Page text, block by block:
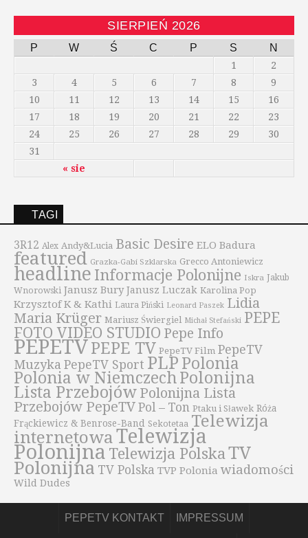
SIERPIEŃ 2026
P W Ś C P S N
« sie
1
2
3
4 5 6 7 8
9
10
11 12 13 14 15
16
17
18 19 20 21 22
23
24
25 26 27 28 29
30
31
TAGI
3R12 Alex Andy&Lucia Basic Desire ELO Badura
featured Grazka-Gabi Szklarska Grecco Antoniewicz
headline Informacje Polonijne Iskra Jakub
Wnorowski Janusz Bury Janusz Luczak Karolina Pop
Krzysztof K & Kathi Laura Piński Leonard Paszek Lidia
Maria Krüger Mariusz Świergiel Michał Stefański PEPE
FOTO VIDEO STUDIO Pepe Info
PEPETVPEPE TV PepeTV Film PepeTV
Muzyka PepeTV Sport PLP Polonia
Polonia w Niemczech Polonijna
Lista Przebojów Polonijna Lista
Przebojów PepeTV Pol – Ton Ptaku i Sławek Róża
Frąckiewicz & Benrose-Band Sekotetaa Telewizja
internetowaTelewizja
Polonijna Telewizja PolskaTV
Polonijna TV Polska TVP Polonia wiadomości
Wild Dudes
PEPETV KONTAKT IMPRESSUM